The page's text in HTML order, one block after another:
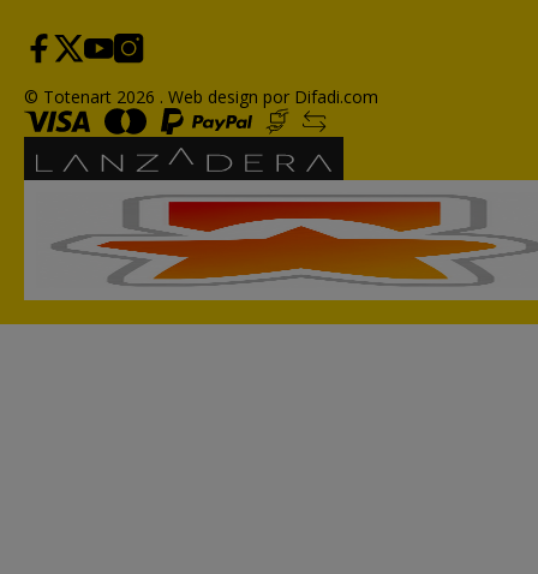
© Totenart 2026 . Web design por Difadi.com